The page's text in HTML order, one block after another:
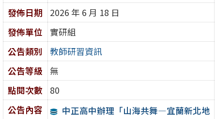
發佈日期
2026 年 6 月 18 日
發佈單位
實研組
公告類別
教師研習資訊
公告等級
無
點閱次數
80
公告內容
中正高中辦理「山海共舞—宜蘭新北地